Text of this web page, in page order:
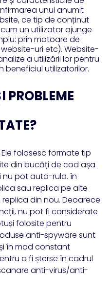
unui anumit
ce tip de conținut
un utilizator ajunge
prin motoare de
uri etc). Website-
a utilizării lor pentru
beneficiul utilizatorilor.
PROBLEME
Ele folosesc formate tip
din bucăți de cod așa
pot auto-rula. în
sau replica pe alte
din nou. Deoarece
nu pot fi considerate
folosite pentru
anti-spyware sunt
în mod constant
a fi șterse în cadrul
anti-virus/anti-